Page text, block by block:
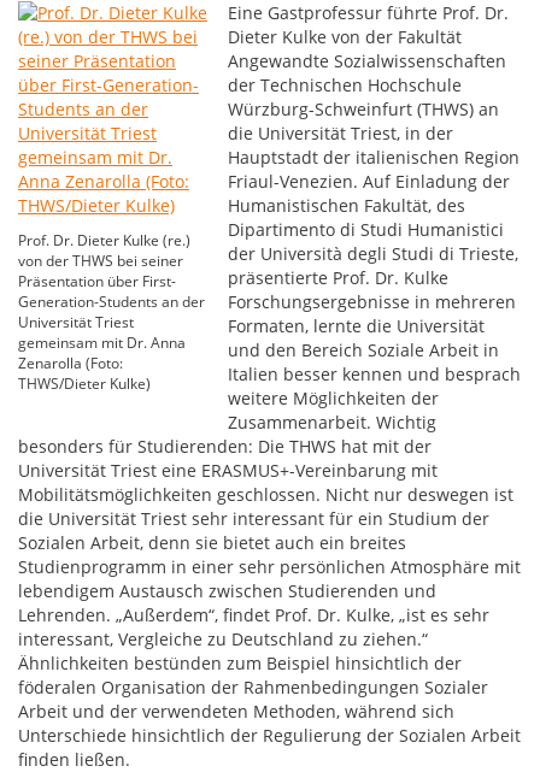
Prof. Dr. Dieter Kulke (re.)
von der THWS bei seiner
Präsentation über First-
Generation-Students an der
Universität Triest
gemeinsam mit Dr. Anna
Zenarolla (Foto:
THWS/Dieter Kulke)
Eine Gastprofessur führte Prof. Dr.
Dieter Kulke von der Fakultät
Angewandte Sozialwissenschaften
der Technischen Hochschule
Würzburg-Schweinfurt (THWS) an
die Universität Triest, in der
Hauptstadt der italienischen Region
Friaul-Venezien. Auf Einladung der
Humanistischen Fakultät, des
Dipartimento di Studi Humanistici
der Università degli Studi di Trieste,
präsentierte Prof. Dr. Kulke
Forschungsergebnisse in mehreren
Formaten, lernte die Universität
und den Bereich Soziale Arbeit in
Italien besser kennen und besprach
weitere Möglichkeiten der
Zusammenarbeit. Wichtig
besonders für Studierenden: Die THWS hat mit der
Universität Triest eine ERASMUS+-Vereinbarung mit
Mobilitätsmöglichkeiten geschlossen. Nicht nur deswegen ist
die Universität Triest sehr interessant für ein Studium der
Sozialen Arbeit, denn sie bietet auch ein breites
Studienprogramm in einer sehr persönlichen Atmosphäre mit
lebendigem Austausch zwischen Studierenden und
Lehrenden. „Außerdem“, findet Prof. Dr. Kulke, „ist es sehr
interessant, Vergleiche zu Deutschland zu ziehen.“
Ähnlichkeiten bestünden zum Beispiel hinsichtlich der
föderalen Organisation der Rahmenbedingungen Sozialer
Arbeit und der verwendeten Methoden, während sich
Unterschiede hinsichtlich der Regulierung der Sozialen Arbeit
finden ließen.